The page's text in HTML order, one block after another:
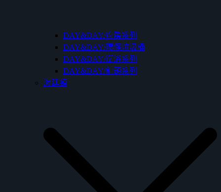
DAY&DAY/廚房系列
DAY&DAY/環保垃圾桶
DAY&DAY/衛浴系列
DAY&DAY/龍頭系列
海廷頓